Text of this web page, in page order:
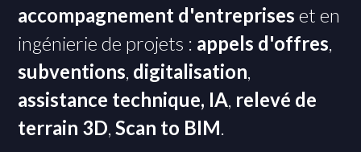
accompagnement d'entreprises et en
ingénierie de projets : appels d'offres,
subventions, digitalisation,
assistance technique, IA, relevé de
terrain 3D,Scan to BIM.